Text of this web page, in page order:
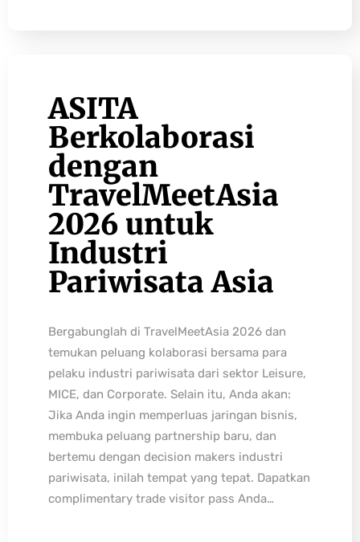
ASITA
Berkolaborasi
dengan
TravelMeetAsia
2026 untuk
Industri
Pariwisata Asia
Bergabunglah di TravelMeetAsia 2026 dan
temukan peluang kolaborasi bersama para
pelaku industri pariwisata dari sektor Leisure,
MICE, dan Corporate. Selain itu, Anda akan:
Jika Anda ingin memperluas jaringan bisnis,
membuka peluang partnership baru, dan
bertemu dengan decision makers industri
pariwisata, inilah tempat yang tepat. Dapatkan
complimentary trade visitor pass Anda…